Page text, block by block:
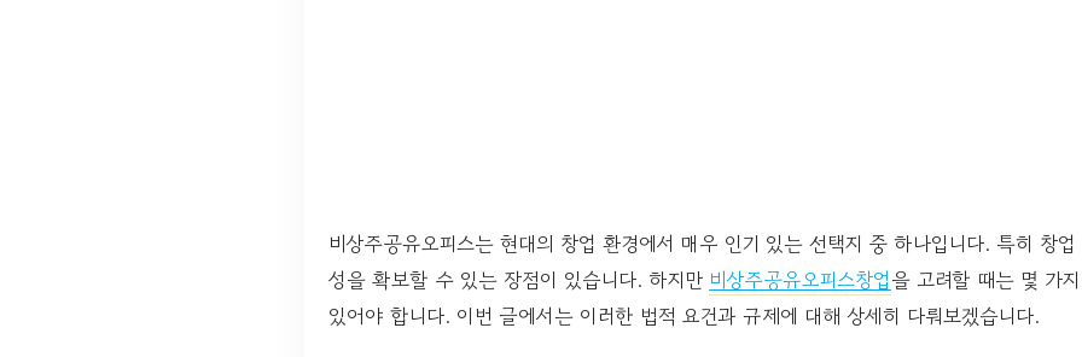
비상주공유오피스는 현대의 창업 환경에서 매우 인기 있는 선택지 중 하나입니다. 특히 창
성을 확보할 수 있는 장점이 있습니다. 하지만 비상주공유오피스창업을 고려할 때는 몇 가
있어야 합니다. 이번 글에서는 이러한 법적 요건과 규제에 대해 상세히 다뤄보겠습니다.